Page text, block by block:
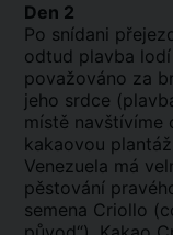
Den 2
Po snídani
odtud plavba
považováno za
jeho srdce
místě navštívíme
kakaovou
Venezuela má
pěstování
semena Criollo